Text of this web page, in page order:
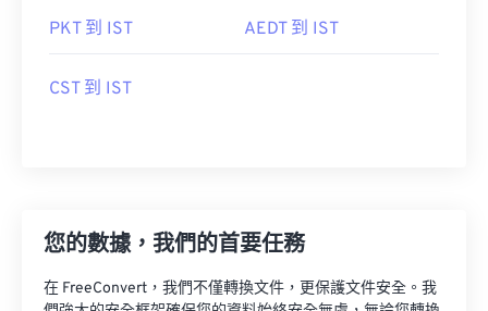
PKT 到 IST AEDT 到 IST
CST 到 IST
您的數據，我們的首要任務
在 FreeConvert，我們不僅轉換文件，更保護文件安全。我